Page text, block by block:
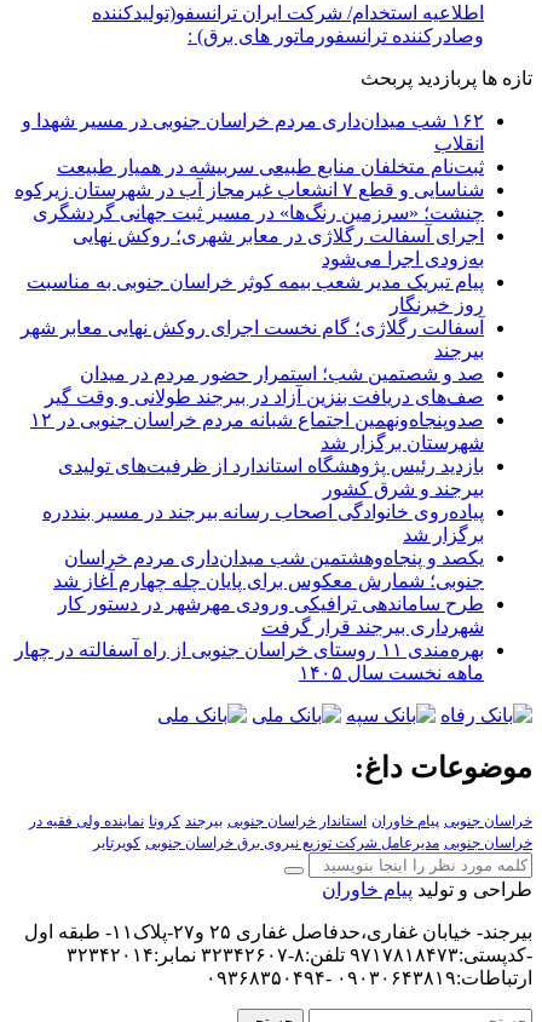
اطلاعیه استخدام/ شرکت ایران ترانسفو(تولیدکننده
وصادرکننده ترانسفورماتور های برق) :
تازه ها پربازدید پربحث
۱۶۲ شب میدان‌داری مردم خراسان جنوبی در مسیر شهدا و
انقلاب
ثبت‌نام متخلفان منابع طبیعی سربیشه در همیار طبیعت
شناسایی و قطع ۷ انشعاب غیرمجاز آب در شهرستان زیرکوه
چنشت؛ «سرزمین رنگ‌ها» در مسیر ثبت جهانی گردشگری
اجرای آسفالت رگلاژی در معابر شهری؛ روکش نهایی
به‌زودی اجرا می‌شود
پیام تبریک مدیر شعب بیمه کوثر خراسان جنوبی به مناسبت
روز خبرنگار
آسفالت رگلاژی؛ گام نخست اجرای روکش نهایی معابر شهر
بیرجند
صد و شصتمین شب؛ استمرار حضور مردم در میدان
صف‌های دریافت بنزین آزاد در بیرجند طولانی و وقت گیر
صدوپنجاه‌ونهمین اجتماع شبانه مردم خراسان جنوبی در ۱۲
شهرستان برگزار شد
بازدید رئیس پژوهشگاه استاندارد از ظرفیت‌های تولیدی
بیرجند و شرق کشور
پیاده‌روی خانوادگی اصحاب رسانه بیرجند در مسیر بنددره
برگزار شد
یکصد و پنجاه‌وهشتمین شب میدان‌داری مردم خراسان
جنوبی؛ شمارش معکوس برای پایان چله چهارم آغاز شد
طرح ساماندهی ترافیکی ورودی مهرشهر در دستور کار
شهرداری بیرجند قرار گرفت
بهره‌مندی ۱۱ روستای خراسان جنوبی از راه آسفالته در چهار
ماهه نخست سال ۱۴۰۵
موضوعات داغ:
خراسان جنوبی پیام خاوران استاندار خراسان جنوبی بیرجند کرونا نماینده ولی فقیه در
خراسان جنوبی مدیرعامل شرکت توزیع نیروی برق خراسان جنوبی کویرتایر
طراحی و تولید پیام خاوران
بیرجند- خیابان غفاری،حدفاصل غفاری ۲۵ و۲۷-پلاک۱۱- طبقه اول
-کدپستی:۹۷۱۷۸۱۸۴۷۳ تلفن:۸-۳۲۳۴۲۶۰۷ نمابر:۳۲۳۴۲۰۱۴
ارتباطات:۰۹۰۳۰۶۴۳۸۱۹ -۰۹۳۶۸۳۵۰۴۹۴